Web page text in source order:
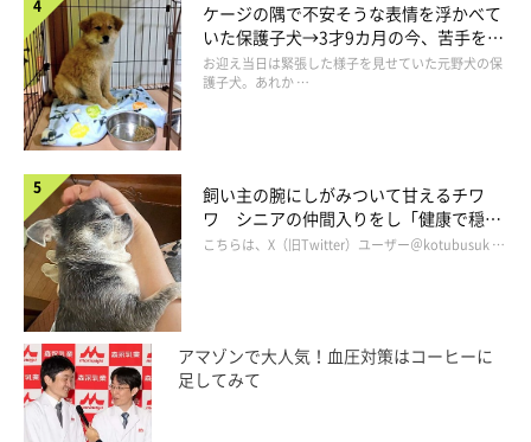
ケージの隅で不安そうな表情を浮かべて
いた保護子犬→3才9カ月の今、苦手を克
服し頼もしいコに成長！
お迎え当日は緊張した様子を見せていた元野犬の保
護子犬。あれか …
飼い主の腕にしがみついて甘えるチワ
ワ シニアの仲間入りをし「健康で穏や
かな暮らしが続いてほしい」と願う
こちらは、X（旧Twitter）ユーザー＠kotubusuk …
アマゾンで大人気！血圧対策はコーヒーに
足してみて